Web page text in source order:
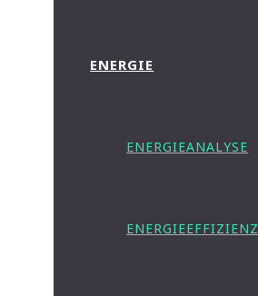
ENERGIE
ENERGIEANALYSE
ENERGIEEFFIZIENZ